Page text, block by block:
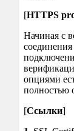
[HTTPS
Начиная с
опциями
полностью
[Ссылки]